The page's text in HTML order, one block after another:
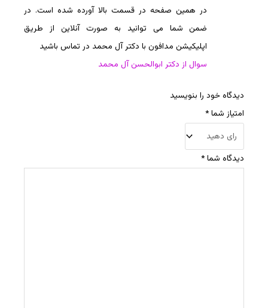
در همین صفحه در قسمت بالا آورده شده است. در
ضمن شما می توانید به صورت آنلاین از طریق
اپلیکیشن مدافون با دکتر آل محمد در تماس باشید
سوال از دکتر ابوالحسن آل محمد
دیدگاه خود را بنویسید
امتیاز شما*
دیدگاه شما*